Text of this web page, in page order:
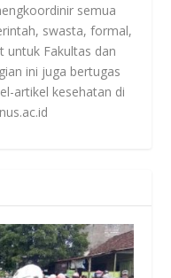
semua
swasta, formal,
untuk Fakultas dan
ini juga bertugas
artikel kesehatan di